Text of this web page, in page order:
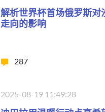
解析世界杯首场俄罗斯
走向的影响
287
2025-08-19 11:49:28